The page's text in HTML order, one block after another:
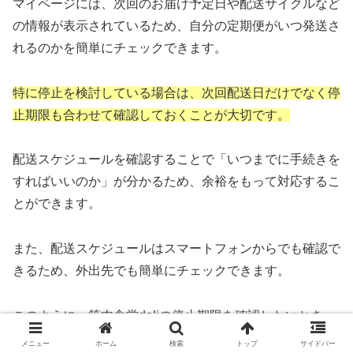
マイページには、次回のお届け予定日や配送サイクルなど
の情報が表示されているため、自分の定期便がいつ発送さ
れるのかを簡単にチェックできます。
特に停止を検討している場合は、次回配送日だけでなく停
止期限も合わせて確認しておくことが大切です。
配送スケジュールを確認することで「いつまでに手続きを
すればいいのか」が分かるため、余裕をもって対応するこ
とができます。
また、配送スケジュールはスマートフォンからでも確認で
きるため、外出先でも簡単にチェックできます。
このように、筋肉食堂deliの停止期限を確認したいとき
は、まずマイページの配送スケジュールを確認する習慣を
メニュー ホーム 検索 トップ サイドバー